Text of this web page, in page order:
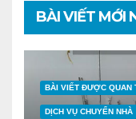
BÀI VIẾT MỚI
BÀI VIẾT ĐƯỢC QUAN
DỊCH VỤ CHUYỂN NHÀ